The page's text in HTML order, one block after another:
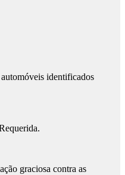
identificados
graciosa contra as